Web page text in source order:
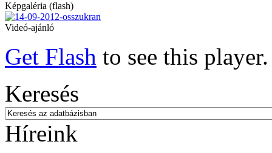
Képgaléria (flash)
Videó-ajánló
Get Flash to see this player.
Keresés
Híreink